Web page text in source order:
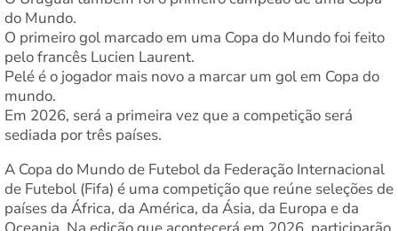
do Mundo.
O primeiro gol marcado em uma Copa do Mundo foi feito
pelo francês Lucien Laurent.
Pelé é o jogador mais novo a marcar um gol em Copa do
mundo.
Em 2026, será a primeira vez que a competição será
sediada por três países.
A Copa do Mundo de Futebol da Federação Internacional
de Futebol (Fifa) é uma competição que reúne seleções de
países da África, da América, da Ásia, da Europa e da